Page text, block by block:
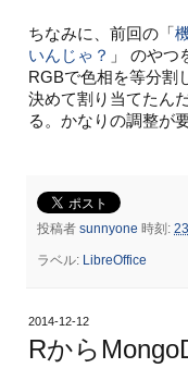
ちなみに、前回の「
いんじゃ？ 」 のやつ
RGBで色相を等分割
決めて割り当てたん
る。かなりの調整が
投稿者 sunnyone 時刻:
ラベル: LibreOffice
2014-12-12
Rから